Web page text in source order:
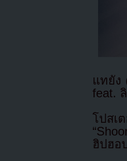
แทยัง
feat.
โปสเ
ฮิปฮอ